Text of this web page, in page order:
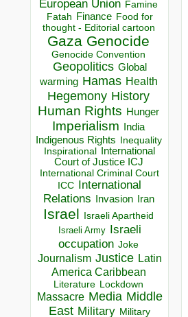
European Union Famine
Fatah Finance Food for
thought - Editorial cartoon
Gaza Genocide
Genocide Convention
Geopolitics Global
warming Hamas Health
Hegemony History
Human Rights Hunger
Imperialism India
Indigenous Rights Inequality
Inspirational
International
Court of Justice ICJ
International Criminal Court
ICC
International
Relations
Invasion Iran
Israel Israeli Apartheid
Israeli Army Israeli
occupation Joke
Journalism Justice Latin
America Caribbean
Literature Lockdown
Massacre Media Middle
East Military Military